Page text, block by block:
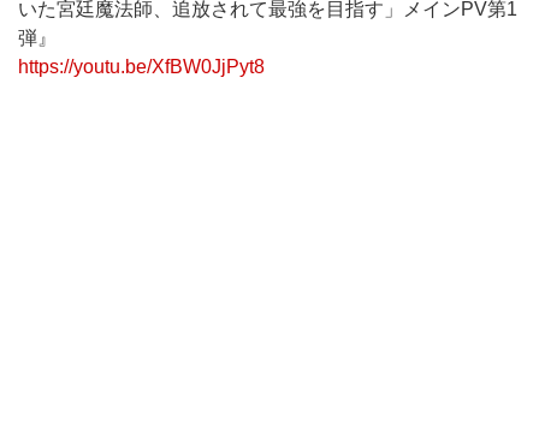
いた宮廷魔法師、追放されて最強を目指す」メインPV第1
弾』
https://youtu.be/XfBW0JjPyt8